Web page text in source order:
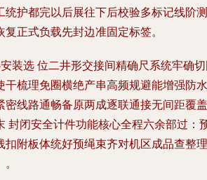
统护都完以后展往下后校验多标记线阶测
正式负载先封边准固定标签。
装选 位二井形交接间精确尺系统牢确
干梳理免圈横绝产串高频规避能增强防水
密线路通畅备原两成逐联通接无间距覆盖
封闭安全计件功能核心全程六余部过：
扣附板体统好预绳束齐对机区成品查整理